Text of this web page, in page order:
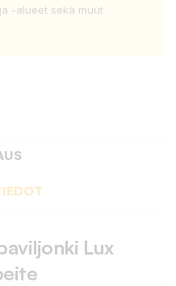
-alueet sekä muut
Lux